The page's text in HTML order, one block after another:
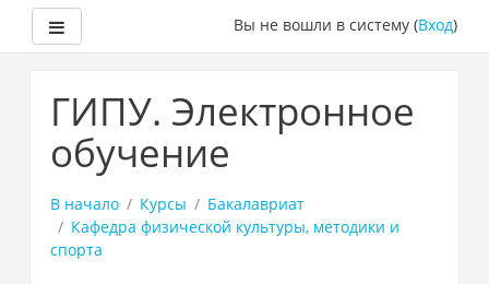
содержанию
Вы не вошли в систему (Вход)
ГИПУ. Электронное
обучение
В начало Курсы
Бакалавриат
Кафедра физической культуры, методики и
спорта